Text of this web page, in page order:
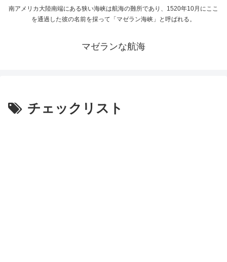
南アメリカ大陸南端にある狭い海峡は航海の難所であり、1520年10月にここ
を通過した彼の名前を採って「マゼラン海峡」と呼ばれる。
マゼランな航海
チェックリスト